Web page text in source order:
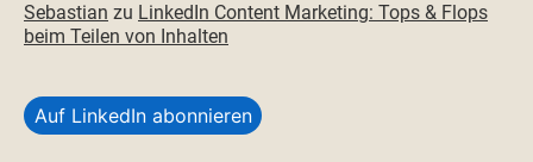
Sebastian zu LinkedIn Content Marketing: Tops & Flops
beim Teilen von Inhalten
Auf LinkedIn abonnieren